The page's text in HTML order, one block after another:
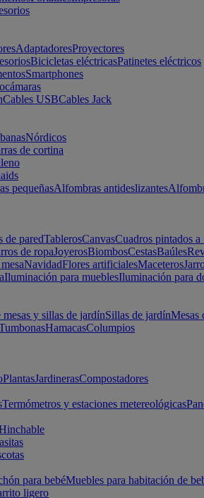
AdaptadoresProyectores
Bicicletas eléctricasPatinetes eléctricos
Smartphones
Cables USBCables Jack
Nórdicos
de cortina
pequeñasAlfombras antideslizantes
de paredTablerosCanvasCuadros pintados a
de ropaJoyerosBiombosCestasBaúles
NavidadFlores artificialesMaceteros
Iluminación para mueblesIluminación para
y sillas de jardínSillas de jardínMesas
HamacasColumpios
PlantasJardinerasCompostadores
Termómetros y estaciones metereológicas
para bebéMuebles para habitación de
ligero